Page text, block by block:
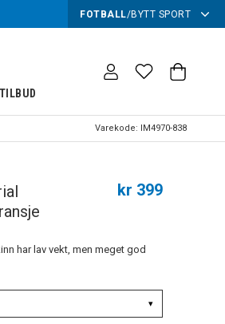
FOTBALL/BYTT SPORT
TILBUD
Varekode: IM4970-838
kr 399
har lav vekt, men meget god
▾